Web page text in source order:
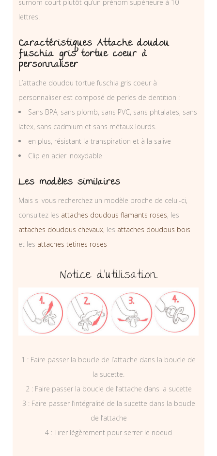
surnom court plutôt qu’un prénom supérieure à 10
lettres.
Caractéristiques Attache doudou
fuschia gris tortue coeur à
personnaliser
L’attache doudou tortue fuschia gris coeur à
personnaliser est composé de perles de dentition :
Sans BPA, sans plomb, sans PVC, sans phtalates, sans
latex, sans cadmium et sans métaux lourds.
en plus, résistant la transpiration et à la salive
Clip en acier inoxydable
Les modèles similaires
Mais si vous recherchez un modèle proche de celui-ci,
consultez les attaches doudous flamants roses, les
attaches doudous chevaux, les attaches doudous bois
et les attaches tetines roses
Notice d’utilisation
1 : Faire passer la boucle de l’attache dans la boucle de
la sucette.
2 : Faire passer la boucle de l’attache dans la sucette
3 : Faire passer l’intégralité de la sucette dans la boucle
de l’attache
4 : Tirer légèrement pour serrer le noeud